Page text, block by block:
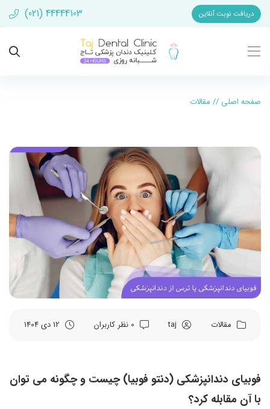
دریافت نوبت آنلاین (021) 44444103
صفحه اصلی // مقالات
مقالات taj
فوبیای دندانپزشکی (دنتو فوبیا) چیست و چگونه می توان
با آن مقابله کرد؟